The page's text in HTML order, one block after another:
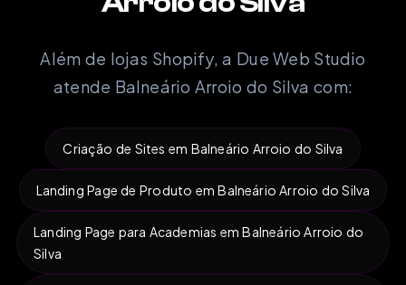
Além de lojas Shopify, a Due Web Studio
atende Balneário Arroio do Silva com:
Criação de Sites em Balneário Arroio do Silva
Landing Page de Produto em Balneário Arroio do Silva
Landing Page para Academias em Balneário Arroio do
Silva